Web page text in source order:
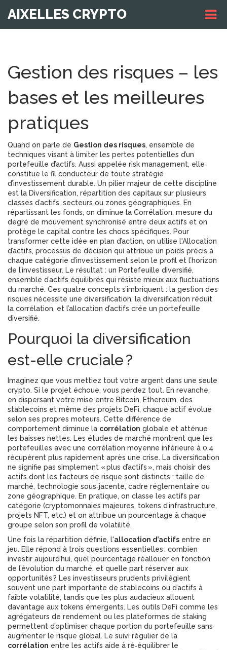
AIXELLES CRYPTO
Gestion des risques – les
bases et les meilleures
pratiques
Quand on parle de Gestion des risques, ensemble de
techniques visant à limiter les pertes potentielles d’un
portefeuille d’actifs. Aussi appelée risk management, elle
constitue le fil conducteur de toute stratégie
d’investissement durable. Un pilier majeur de cette discipline
est la Diversification, répartition des capitaux sur plusieurs
classes d’actifs, secteurs ou zones géographiques. En
répartissant les fonds, on diminue la Corrélation, mesure du
degré de mouvement synchronisé entre deux actifs et on
protège le capital contre les chocs spécifiques. Pour
transformer cette idée en plan d’action, on utilise l'Allocation
d’actifs, processus de décision qui attribue un poids précis à
chaque catégorie d’investissement selon le profil et l’horizon
de l’investisseur. Le résultat : un Portefeuille diversifié,
ensemble d’actifs équilibrés qui résiste mieux aux fluctuations
du marché. Ces quatre concepts s’imbriquent : la gestion des
risques nécessite une diversification, la diversification réduit
la corrélation, et l’allocation d’actifs crée un portefeuille
diversifié.
Pourquoi la diversification
est-elle cruciale ?
Imaginez que vous mettiez tout votre argent dans une seule
crypto. Si le projet échoue, vous perdez tout. En revanche,
en dispersant votre mise entre Bitcoin, Ethereum, des
stablecoins et même des projets DeFi, chaque actif évolue
selon ses propres moteurs. Cette différence de
comportement diminue la corrélation globale et atténue
les baisses nettes. Les études de marché montrent que les
portefeuilles avec une corrélation moyenne inférieure à 0,4
récupèrent plus rapidement après une crise. La diversification
ne signifie pas simplement « plus d’actifs », mais choisir des
actifs dont les facteurs de risque sont distincts : taille de
marché, technologie sous‑jacente, cadre réglementaire ou
zone géographique. En pratique, on classe les actifs par
catégorie (cryptomonnaies majeures, tokens d’infrastructure,
projets NFT, etc.) et on attribue un pourcentage à chaque
groupe selon son profil de volatilité.
Une fois la répartition définie, l'allocation d’actifs entre en
jeu. Elle répond à trois questions essentielles : combien
investir aujourd’hui, quel pourcentage réallouer en fonction
de l’évolution du marché, et quelle part réserver aux
opportunités ? Les investisseurs prudents privilégient
souvent une part importante de stablecoins ou d’actifs à
faible volatilité, tandis que les plus audacieux allouent
davantage aux tokens émergents. Les outils DeFi comme les
agrégateurs de rendement ou les plateformes de staking
permettent d’optimiser chaque portion du portefeuille sans
augmenter le risque global. Le suivi régulier de la
corrélation entre les actifs aide à ré‑équilibrer le